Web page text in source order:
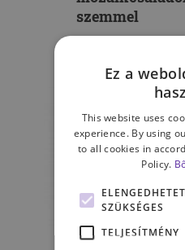
szemmel
Ez a
This website uses
experience. By using
to all cookies in
Policy.
SZÜKSÉGES
TELJESÍTMÉNY